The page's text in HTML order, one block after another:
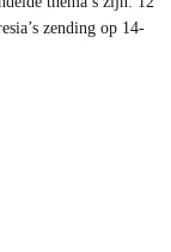
zending op 14-